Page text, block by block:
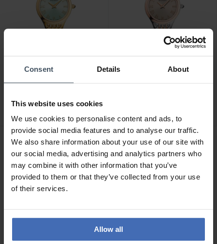
Consent Details About
This website uses cookies
We use cookies to personalise content and ads, to
provide social media features and to analyse our traffic.
We also share information about your use of our site with
our social media, advertising and analytics partners who
may combine it with other information that you’ve
provided to them or that they’ve collected from your use
of their services.
Allow all
B4930.33.72
NOUVEAU NOUVEAU